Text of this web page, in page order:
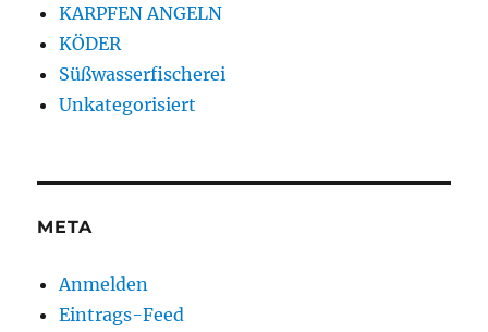
KARPFEN ANGELN
KÖDER
Süßwasserfischerei
Unkategorisiert
META
Anmelden
Eintrags-Feed